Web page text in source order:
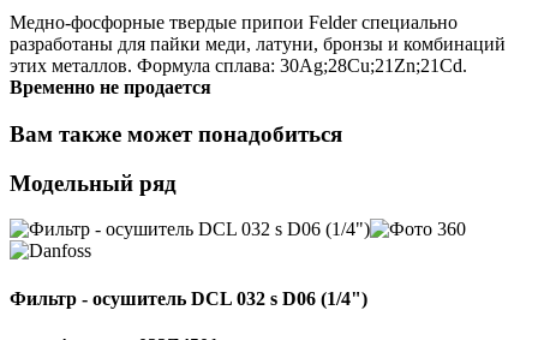
Медно-фосфорные твердые припои Felder специально
разработаны для пайки меди, латуни, бронзы и комбинаций
этих металлов. Формула сплава: 30Ag;28Cu;21Zn;21Cd.
Временно не продается
Вам также может понадобиться
Модельный ряд
Фильтр - осушитель DCL 032 s D06 (1/4")